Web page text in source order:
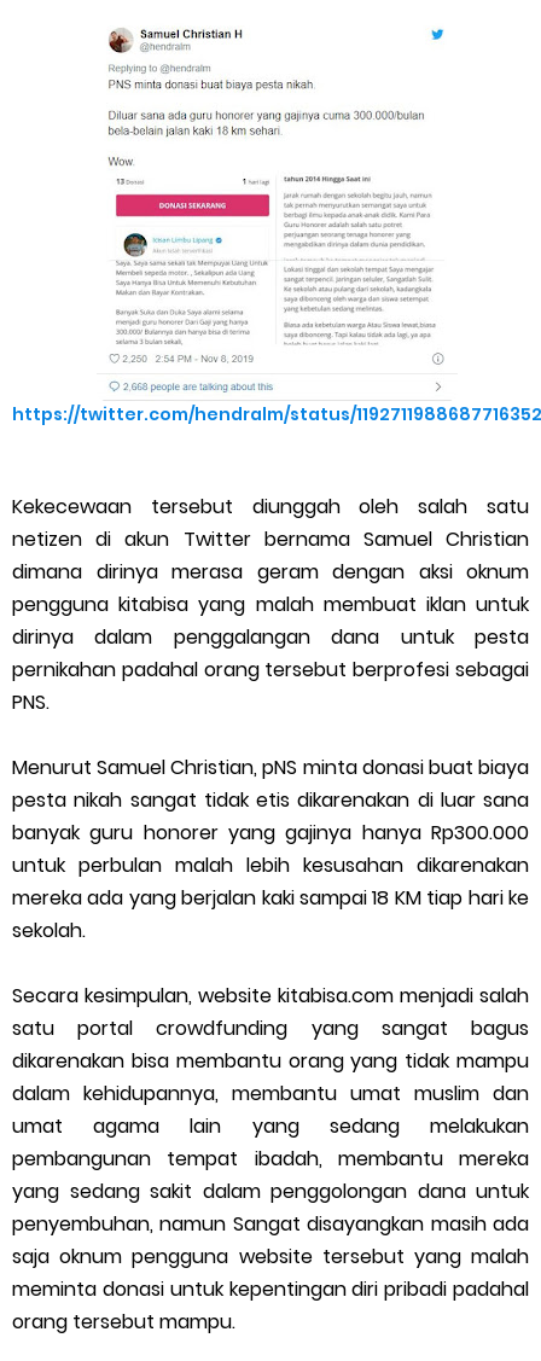
https://twitter.com/hendralm/status/1192711988687716352
Kekecewaan tersebut diunggah oleh salah satu
netizen di akun Twitter bernama Samuel Christian
dimana dirinya merasa geram dengan aksi oknum
pengguna kitabisa yang malah membuat iklan untuk
dirinya dalam penggalangan dana untuk pesta
pernikahan padahal orang tersebut berprofesi sebagai
PNS.
Menurut Samuel Christian, pNS minta donasi buat biaya
pesta nikah sangat tidak etis dikarenakan di luar sana
banyak guru honorer yang gajinya hanya Rp300.000
untuk perbulan malah lebih kesusahan dikarenakan
mereka ada yang berjalan kaki sampai 18 KM tiap hari ke
sekolah.
Secara kesimpulan, website kitabisa.com menjadi salah
satu portal crowdfunding yang sangat bagus
dikarenakan bisa membantu orang yang tidak mampu
dalam kehidupannya, membantu umat muslim dan
umat agama lain yang sedang melakukan
pembangunan tempat ibadah, membantu mereka
yang sedang sakit dalam penggolongan dana untuk
penyembuhan, namun Sangat disayangkan masih ada
saja oknum pengguna website tersebut yang malah
meminta donasi untuk kepentingan diri pribadi padahal
orang tersebut mampu.